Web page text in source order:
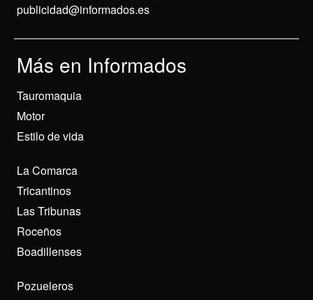
publicidad@informados.es
Más en Informados
Tauromaquia
Motor
Estilo de vida
La Comarca
Tricantinos
Las Tribunas
Roceños
Boadillenses
Pozueleros